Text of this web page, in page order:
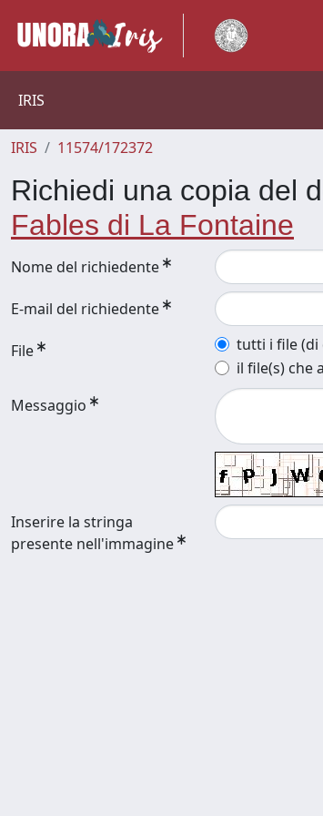
IRIS
IRIS 11574/172372
Richiedi una copia del
Fables di La Fontaine
Nome del richiedente
E-mail del richiedente
File
tutti i file (di
il file(s) che
Messaggio
Inserire la stringa
presente nell'immagine